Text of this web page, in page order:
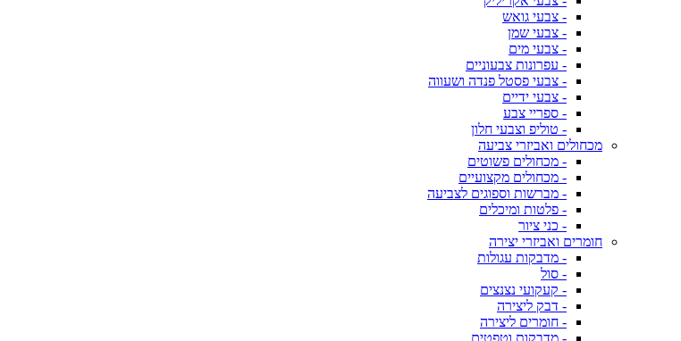
- צבעי גואש
- צבעי שמן
- צבעי מים
- עפרונות צבעוניים
- צבעי פסטל פנדה ושעווה
- צבעי ידיים
- ספריי צבע
- טוליפ וצבעי חלון
מכחולים ואביזרי צביעה
- מכחולים פשוטים
- מכחולים מקצועיים
- מברשות וספוגים לצביעה
- פלטות ומיכלים
- כני ציור
חומרים ואביזרי יצירה
- מדבקות עגולות
- סול
- קעקועי נצנצים
- דבק ליצירה
- חומרים ליצירה
- מדבקות וטפטים